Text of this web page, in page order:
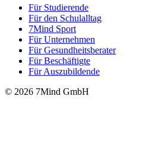
Für Stu­die­rende
Für den Schulalltag
7Mind Sport
Für Unter­neh­men
Für Gesund­heits­be­ra­ter
Für Beschäftigte
Für Auszubildende
© 2026 7Mind GmbH